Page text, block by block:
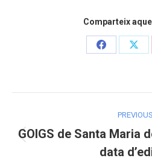
Comparteix
Share
navigation
PREVIOUS
GOIGS de Santa Maria
data